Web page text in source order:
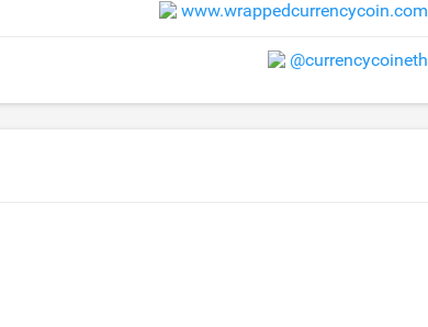
www.wrappedcurrencycoin.com
@currencycoineth